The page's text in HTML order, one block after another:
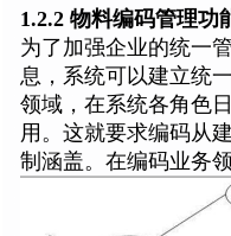
1.2.2 物料编码管理功
为了加强企业的统一
息，系统可以建立统
领域，在系统各角色
用。这就要求编码从
制涵盖。在编码业务